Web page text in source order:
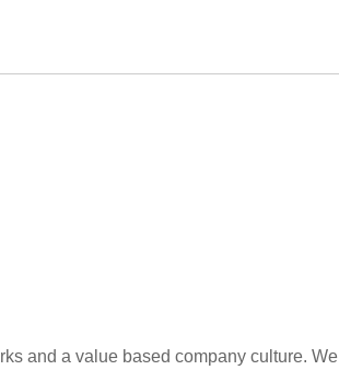
and a value based company culture. We